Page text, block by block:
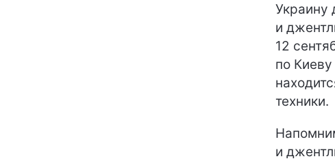
Украину
и
12
по
техники.
и